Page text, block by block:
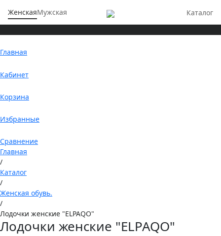
ЖенскаяМужская Каталог
Главная
Кабинет
Корзина
Избранные
Сравнение
Главная
/
Каталог
/
Женская обувь.
/
Лодочки женские "ELPAQO"
Лодочки женские "ELPAQO"